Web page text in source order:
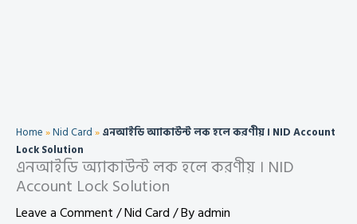
Home»Nid Card»এনআইডি অ্যাকাউন্ট লক হলে করণীয় । NID Account
Lock Solution
এনআইডি অ্যাকাউন্ট লক হলে করণীয় । NID
Account Lock Solution
Leave a Comment/Nid Card/ Byadmin